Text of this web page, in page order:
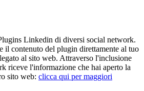
Linkedin di diversi social network.
il contenuto del plugin direttamente al tuo
al sito web. Attraverso l'inclusione
riceve l'informazione che hai aperto la
sito web: clicca qui per maggiori